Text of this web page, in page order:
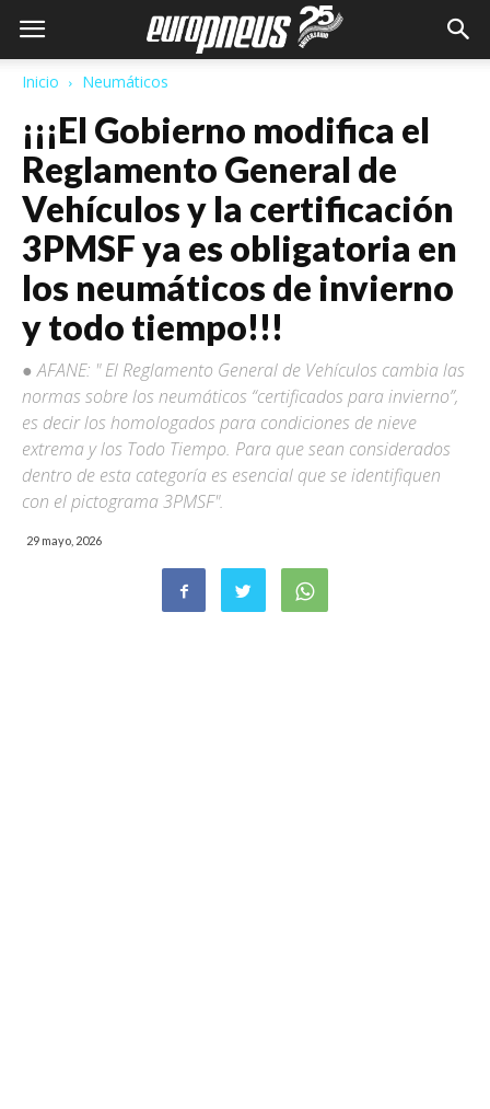
Inicio Neumáticos
¡¡¡El Gobierno modifica el
Reglamento General de
Vehículos y la certificación
3PMSF ya es obligatoria en
los neumáticos de invierno
y todo tiempo!!!
● AFANE: " El Reglamento General de Vehículos cambia las
normas sobre los neumáticos “certificados para invierno”,
es decir los homologados para condiciones de nieve
extrema y los Todo Tiempo. Para que sean considerados
dentro de esta categoría es esencial que se identifiquen
con el pictograma 3PMSF".
29 mayo, 2026